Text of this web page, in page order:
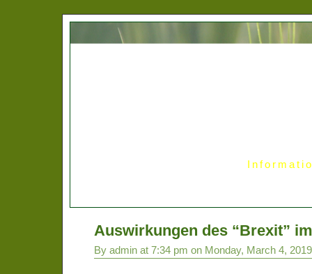
Auswirkungen des “Brexit”
By admin at 7:34 pm on Monday, March 4, 2019